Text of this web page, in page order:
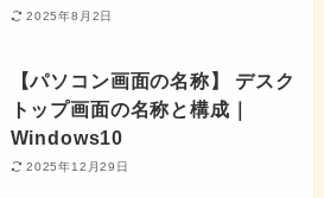
2025年8月2日
【パソコン画面の名称】 デスク
トップ画面の名称と構成｜
Windows10
2025年12月29日